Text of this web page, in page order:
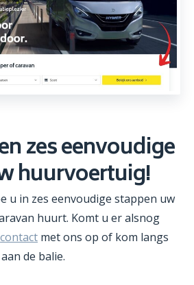
zes eenvoudige
huurvoertuig!
u in zes eenvoudige stappen uw
huurt. Komt u er alsnog
contact met ons op of kom langs
de balie.